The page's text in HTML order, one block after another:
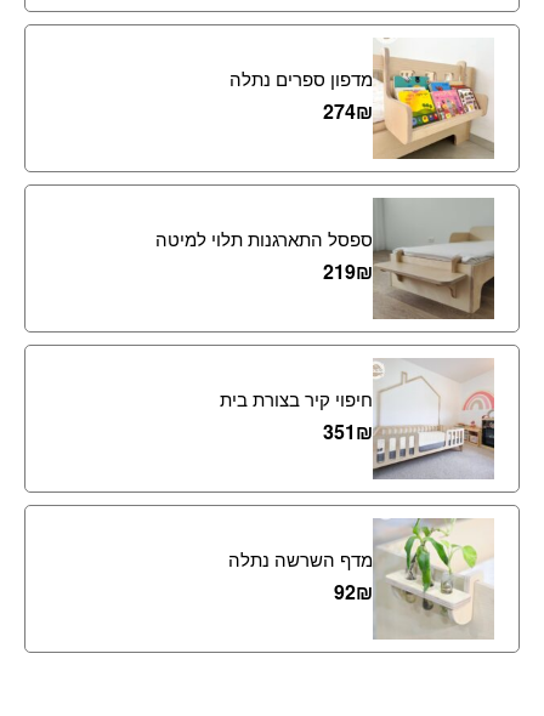
מדפון ספרים נתלה
₪
274
ספסל התארגנות תלוי למיטה
₪
219
חיפוי קיר בצורת בית
₪
351
מדף השרשה נתלה
₪
92